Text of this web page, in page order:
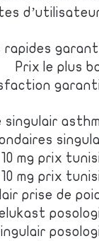
rapides
Prix le plus
singulair
mg prix
mg prix
prise de